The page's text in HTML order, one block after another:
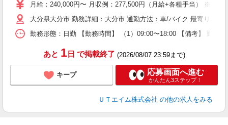
月給：240,000円〜 月収例：277,500円（月給+各種手当） ※法定
大分県大分市 勤務詳細：大分市 通勤方法：車/バイク 最寄り駅
勤務形態：日勤 【勤務時間】 （1）09:00〜18:00 【備考】 勤務
あと 1日 で掲載終了 (2026/08/07 23:59まで)
キープ 応募画面へ進む
かんたん3ステップ！
ＵＴエイム株式会社 の他の求人をみる